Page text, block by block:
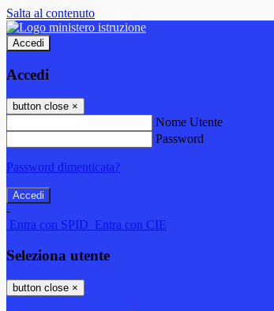
Salta al contenuto
Accedi
Accedi
button close ×
Nome Utente
Password
Password dimenticata?
-
Entra con SPID Entra con CIE
Seleziona utente
button close ×